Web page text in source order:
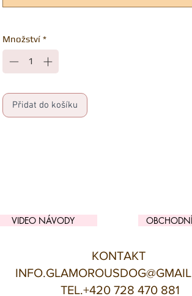
Množství *
Přidat do košíku
VIDEO NÁVODY
KONTAKT
TEL.+420 728 470 881